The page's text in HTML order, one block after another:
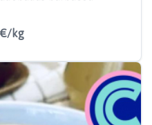
€/kg